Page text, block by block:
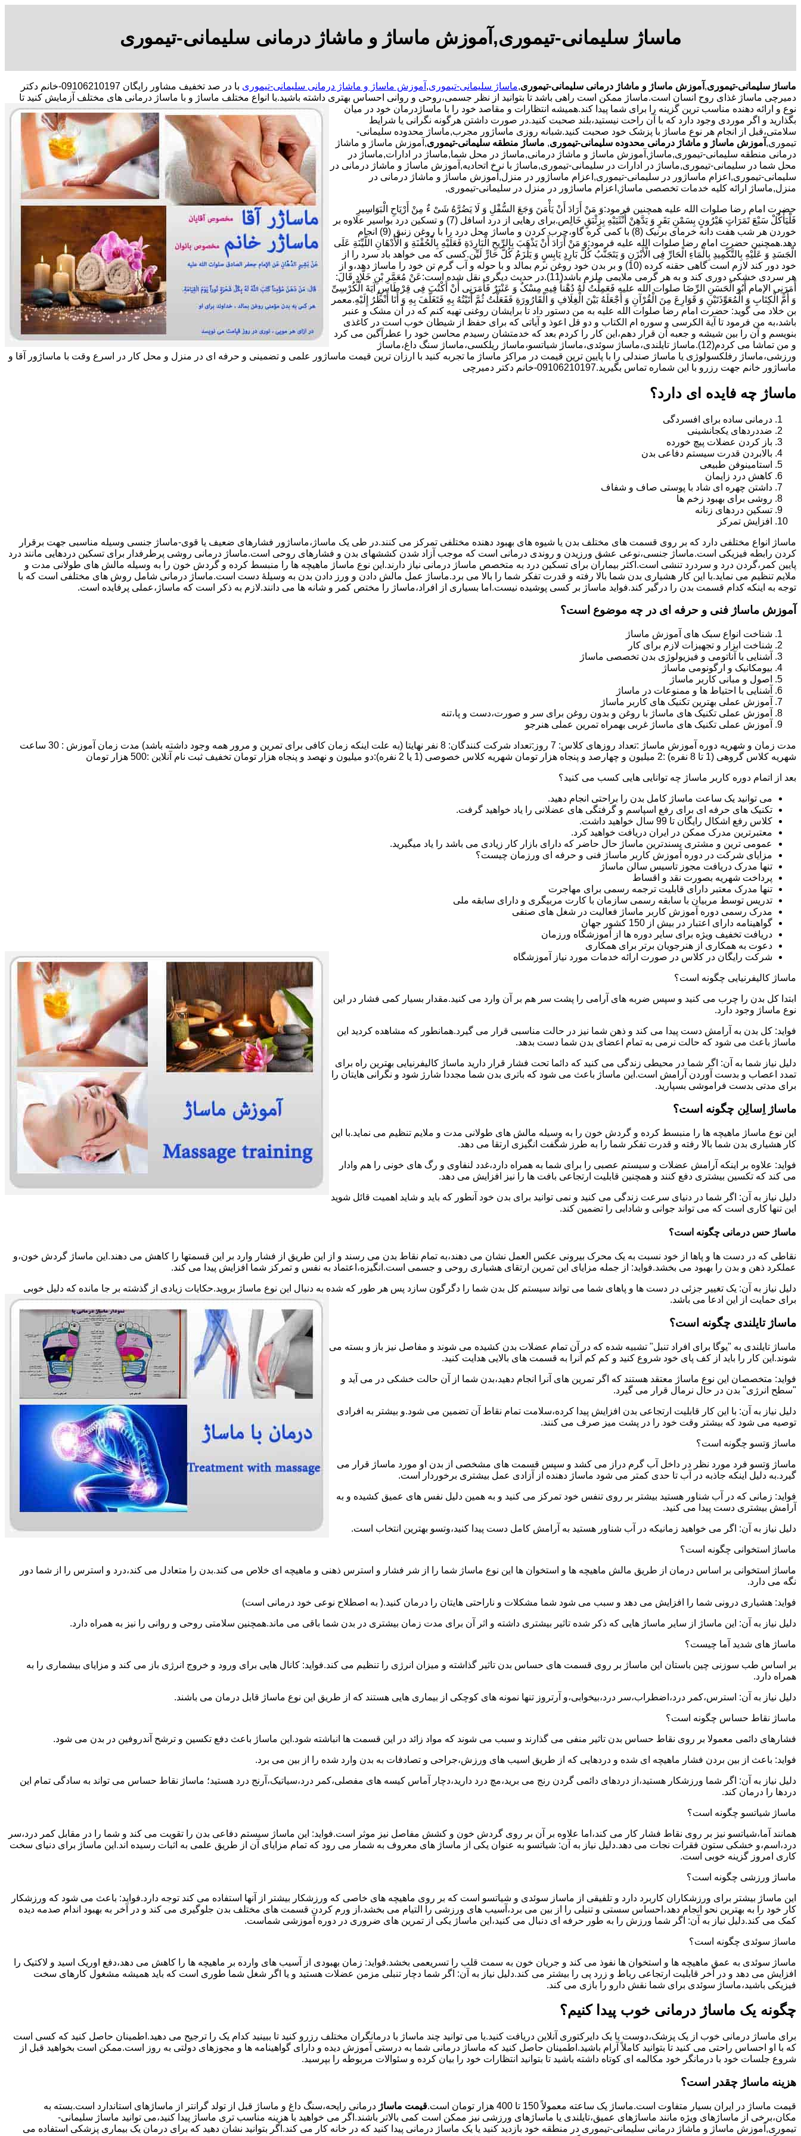
ماساژ سلیمانی-تیموری,آموزش ماساژ و ماشاژ درمانی سلیمانی-تیموری
ماساژ سلیمانی-تیموری, آموزش ماساژ و ماشاژ درمانی سلیمانی-تیموری,ماساژ سلیمانی-تیموری, آموزش ماساژ و ماشاژ درمانی سلیمانی-تیموری
با در صد تخفیف مشاور رایگان 09106210197-خانم دکتر
دمیرچی ماساژ غذای روح انسان است.ماساژ ممکن است راهی باشد تا بتوانید از نظر جسمی،روحی و روانی احساس بهتری داشته باشید.با انواع مختلف ماساژ و با ماساژ درمانی های مختلف آزمایش کنید تا
نوع و ارائه دهنده مناسب ترین گزینه را برای شما پیدا کند.همیشه انتظارات و مقاصد خود را با ماساژدرمان خود در میان
بگذارید و اگر موردی وجود دارد که با آن راحت نیستید،بلند صحبت کنید.در صورت داشتن هرگونه نگرانی یا شرایط
سلامتی،قبل از انجام هر نوع ماساژ با پزشک خود صحبت کنید.شبانه روزی ماساژور مجرب,ماساژ محدوده سلیمانی-
تیموری, آموزش ماساژ و ماشاژ درمانی محدوده سلیمانی-تیموری, ماساژ منطقه سلیمانی-تیموری,آموزش ماساژ و ماشاژ
درمانی منطقه سلیمانی-تیموری,ماساژ,آموزش ماساژ و ماشاژ درمانی,ماساژ در محل شما,ماساژ در ادارات,ماساژ در
محل شما در سلیمانی-تیموری,ماساژ در ادارات در سلیمانی-تیموری,ماساژ با نرخ اتحادیه,آموزش ماساژ و ماشاژ درمانی در
سلیمانی-تیموری,اعزام ماساژور در سلیمانی-تیموری,اعزام ماساژور در منزل,آموزش ماساژ و ماشاژ درمانی در
منزل,ماساژ ارائه کلیه خدمات تخصصی ماساژ,اعزام ماساژور در منزل در سلیمانی-تیموری,
حضرت امام رضا صلوات الله علیه همچنین فرمود:وَ مَنْ أَرَادَ أَنْ یَأْمَنَ وَجَعَ السُّفْلِ وَ لَا یَضُرَّهُ شَیْ ءٌ مِنْ أَرْیَاحِ الْبَوَاسِیرِ
فَلْیَأْکُلْ سَبْعَ تَمَرَاتٍ هَیْرُونٍ بِسَمْنِ بَقَرٍ وَ یَدَّهِنْ أُنْثَیَیْهِ بِزِئْبَقٍ خَالِص.برای رهایی از درد اسافل (7) و تسکین درد بواسیر علاوه بر
خوردن هر شب هفت دانه خرمای برنیک (8) با کمی کره گاو،چرب کردن و ماساژ محل درد را با روغن زنبق (9) انجام
دهد.همچنین حضرت امام رضا صلوات الله علیه فرمود:وَ مَنْ أَرَادَ أَنْ یَذْهَبَ بِالرِّیحِ الْبَارِدَةِ فَعَلَیْهِ بِالْحُقْنَةِ وَ الْأَدْهَانِ اللَّیِّنَةِ عَلَى
الْجَسَدِ وَ عَلَیْهِ بِالتَّکْمِیدِ بِالْمَاءِ الْحَارِّ فِی الْأَبْزَنِ وَ یَتَجَنَّبُ کُلَّ بَارِدٍ یَابِسٍ وَ یَلْزَمُ کُلَّ حَارٍّ لَیِّن.کسی که می خواهد باد سرد را از
خود دور کند لازم است گاهی حقنه کرده (10) و بر بدن خود روغن نرم بمالد و با حوله و آب گرم تن خود را ماساژ دهد،و از
هر سردی خشکی دوری کند و به هر گرمی ملایمی ملزم باشد(11).در حدیث دیگری نقل شده است:عَنْ مُعَمَّرِ بْنِ خَلَّادٍ قَالَ:
أَمَرَنِی الإمام أَبُو الْحَسَنِ الرِّضَا صلوات الله علیه فَعَمِلْتُ لَهُ دُهْناً فِیهِ مِسْکٌ وَ عَنْبَرٌ فَأَمَرَنِی أَنْ أَکْتُبَ فِی قِرْطَاسٍ آیَةَ الْکُرْسِیِّ
وَ أُمَّ الْکِتَابِ وَ الْمُعَوِّذَتَیْنِ وَ قَوَارِعَ مِنَ الْقُرْآنِ وَ أَجْعَلَهُ بَیْنَ الْغِلَافِ وَ الْقَارُورَةِ فَفَعَلْتُ ثُمَّ أَتَیْتُهُ بِهِ فَتَغَلَّفَ بِهِ وَ أَنَا أَنْظُرُ إِلَیْهِ.معمر
بن خلاد می گوید: حضرت امام رضا صلوات الله علیه به من دستور داد تا برایشان روغنى تهیه کنم که در آن مشک و عنبر
باشد،به من فرمود تا آیة الکرسى و سوره ام الکتاب و دو قل اعوذ و آیاتى که براى حفظ از شیطان خوب است در کاغذى
بنویسم و آن را بین شیشه و جعبه آن قرار دهم،این کار را کردم بعد که خدمتشان رسیدم محاسن خود را عطرآگین می کرد
و من تماشا می کردم(12).ماساژ تایلندی،ماساژ سوئدی،ماساژ شیاتسو،ماساژ ریلکسی،ماساژ سنگ داغ،ماساژ
ورزشی،ماساژ رفلکسولوژی یا ماساژ صندلی را با پایین ترین قیمت در مراکز ماساژ ما تجربه کنید با ارزان ترین قیمت ماساژور علمی و تضمینی و حرفه ای در منزل و محل کار در اسرع وقت با ماساژور آقا و
ماساژور خانم جهت رزرو با این شماره تماس بگیرید.09106210197-خانم دکتر دمیرچی
ماساژ چه فایده ای دارد؟
درمانی ساده برای افسردگی
ضددردهای یکجانشینی
باز کردن عضلات پیچ خورده
بالابردن قدرت سیستم دفاعی بدن
استامینوفن طبیعی
کاهش درد زایمان
داشتن چهره ای شاد با پوستی صاف و شفاف
روشی برای بهبود زخم ها
تسکین دردهای زنانه
افزایش تمرکز
ماساژ انواع مختلفی دارد که بر روی قسمت های مختلف بدن یا شیوه های بهبود دهنده مختلفی تمرکز می کنند.در طی یک ماساژ،ماساژور فشارهای ضعیف یا قوی-ماساژ جنسی وسیله مناسبی جهت برقرار
کردن رابطه فیزیکی است.ماساژ جنسی،نوعی عشق ورزیدن و روندی درمانی است که موجب آزاد شدن کششهای بدن و فشارهای روحی است.ماساژ درمانی روشی پرطرفدار برای تسکین دردهایی مانند درد
پایین کمر،گردن درد و سردرد تنشی است.اکثر بیماران برای تسکین درد به متخصص ماساژ درمانی نیاز دارند.این نوع ماساژ ماهیچه ها را منبسط کرده و گردش خون را به وسیله مالش های طولانی مدت و
ملایم تنظیم می نماید.با این کار هشیاری بدن شما بالا رفته و قدرت تفکر شما را بالا می برد.ماساژ عمل مالش دادن و ورز دادن بدن به وسیلۀ دست است.ماساژ درمانی شامل روش های مختلفی است که با
توجه به اینکه کدام قسمت بدن را درگیر کند.فواید ماساژ بر کسی پوشیده نیست.اما بسیاری از افراد،ماساژ را مختص کمر و شانه ها می دانند.لازم به ذکر است که ماساژ،عملی پرفایده است.
آموزش ماساژ فنی و حرفه ای در چه موضوع است؟
شناخت انواع سبک های آموزش ماساژ
شناخت ابزار و تجهیزات لازم برای کار
آشنایی با آناتومی و فیزیولوژی بدن تخصصی ماساژ
بیومکانیک و ارگونومی ماساژ
اصول و مبانی کاربر ماساژ
آشنایی با احتیاط ها و ممنوعات در ماساژ
آموزش عملی بهترین تکنیک های کاربر ماساژ
آموزش عملی تکنیک های ماساژ با روغن و بدون روغن برای سر و صورت،دست و پا،تنه
آموزش عملی تکنیک های ماساژ غربی بهمراه تمرین عملی هنرجو
مدت زمان و شهریه دوره آموزش ماساژ :تعداد روزهای کلاس: 7 روز:تعداد شرکت کنندگان: 8 نفر نهایتا (به علت اینکه زمان کافی برای تمرین و مرور همه وجود داشته باشد) مدت زمان آموزش : 30 ساعت
شهریه کلاس گروهی (1 تا 8 نفره) :2 میلیون و چهارصد و پنجاه هزار تومان شهریه کلاس خصوصی (1 یا 2 نفره):دو میلیون و نهصد و پنجاه هزار تومان تخفیف ثبت نام آنلاین :500 هزار تومان
بعد از اتمام دوره کاربر ماساژ چه توانایی هایی کسب می کنید؟
می توانید یک ساعت ماساژ کامل بدن را براحتی انجام دهید.
تکنیک های حرفه ای برای رفع اسپاسم و گرفتگی های عضلانی را یاد خواهید گرفت.
کلاس رفع اشکال رایگان تا 99 سال خواهید داشت.
معتبرترین مدرک ممکن در ایران دریافت خواهید کرد.
عمومی ترین و مشتری پسندترین ماساژ حال حاضر که دارای بازار کار زیادی می باشد را یاد میگیرید.
مزایای شرکت در دوره آموزش کاربر ماساژ فنی و حرفه ای ورزمان چیست؟
تنها مدرک دریافت مجوز تاسیس سالن ماساژ
پرداخت شهریه بصورت نقد و اقساط
تنها مدرک معتبر دارای قابلیت ترجمه رسمی برای مهاجرت
تدریس توسط مربیان با سابقه رسمی سازمان با کارت مربیگری و دارای سابقه ملی
مدرک رسمی دوره آموزش کاربر ماساژ فعالیت در شغل های صنفی
گواهینامه دارای اعتبار در بیش از 150 کشور جهان
دریافت تخفیف ویژه برای سایر دوره ها از آموزشگاه ورزمان
دعوت به همکاری از هنرجویان برتر برای همکاری
شرکت رایگان در کلاس در صورت ارائه خدمات مورد نیاز آموزشگاه
ماساژ کالیفرنیایی چگونه است؟
ابتدا کل بدن را چرب می کنید و سپس ضربه های آرامی را پشت سر هم بر آن وارد می کنید.مقدار بسیار کمی فشار در این
نوع ماساژ وجود دارد.
فواید: کل بدن به آرامش دست پیدا می کند و ذهن شما نیز در حالت مناسبی قرار می گیرد.همانطور که مشاهده کردید این
ماساژ باعث می شود که حالت نرمی به تمام اعضای بدن شما دست بدهد.
دلیل نیاز شما به آن: اگر شما در محیطی زندگی می کنید که دائما تحت فشار قرار دارید ماساژ کالیفرنیایی بهترین راه برای
تمدد اعصاب و بدست آوردن آرامش است.این ماساژ باعث می شود که باتری بدن شما مجددا شارژ شود و نگرانی هایتان را
برای مدتی بدست فراموشی بسپارید.
ماساژ اِسالِن چگونه است؟
این نوع ماساژ ماهیچه ها را منبسط کرده و گردش خون را به وسیله مالش های طولانی مدت و ملایم تنظیم می نماید.با این
کار هشیاری بدن شما بالا رفته و قدرت تفکر شما را به طرز شگفت انگیزی ارتقا می دهد.
فواید: علاوه بر اینکه آرامش عضلات و سیستم عصبی را برای شما به همراه دارد،غدد لنفاوی و رگ های خونی را هم وادار
می کند که تکسین بیشتری دفع کنند و همچنین قابلیت ارتجاعی بافت ها را نیز افزایش می دهد.
دلیل نیاز به آن: اگر شما در دنیای سرعت زندگی می کنید و نمی توانید برای بدن خود آنطور که باید و شاید اهمیت قائل شوید
این تنها کاری است که می تواند جوانی و شادابی را تضمین کند.
ماساژ حس درمانی چگونه است؟
نقاطی که در دست ها و پاها از خود نسبت به یک محرک بیرونی عکس العمل نشان می دهند،به تمام نقاط بدن می رسند و از این طریق از فشار وارد بر این قسمتها را کاهش می دهند.این ماساژ گردش خون،و
عملکرد ذهن و بدن را بهبود می بخشد.فواید: از جمله مزایای این تمرین ارتقای هشیاری روحی و جسمی است.انگیزه،اعتماد به نفس و تمرکز شما افزایش پیدا می کند.
دلیل نیاز به آن: یک تغییر جزئی در دست ها و پاهای شما می تواند سیستم کل بدن شما را دگرگون سازد پس هر طور که شده به دنبال این نوع ماساژ بروید.حکایات زیادی از گذشته بر جا مانده که دلیل خوبی
برای حمایت از این ادعا می باشد.
ماساژ تایلندی چگونه است؟
ماساژ تایلندی به "یوگا برای افراد تنبل" تشبیه شده که در آن تمام عضلات بدن کشیده می شوند و مفاصل نیز باز و بسته می
شوند.این کار را باید از کف پای خود شروع کنید و کم کم آنرا به قسمت های بالایی هدایت کنید.
فواید: متخصصان این نوع ماساژ معتقد هستند که اگر تمرین های آنرا انجام دهید،بدن شما از آن حالت خشکی در می آید و
"سطح انرژی" بدن در حال نرمال قرار می گیرد.
دلیل نیاز به آن: با این کار قابلیت ارتجاعی بدن افزایش پیدا کرده،سلامت تمام نقاط آن تضمین می شود.و بیشتر به افرادی
توصیه می شود که بیشتر وقت خود را در پشت میز صرف می کنند.
ماساژ وَتسو چگونه است؟
ماساژ وَتسو فرد مورد نظر در داخل آب گرم دراز می کشد و سپس قسمت های مشخصی از بدن او مورد ماساژ قرار می
گیرد.به دلیل اینکه جاذبه در آب تا حدی کمتر می شود ماساژ دهنده از آزادی عمل بیشتری برخوردار است.
فواید: زمانی که در آب شناور هستید بیشتر بر روی تنفس خود تمرکز می کنید و به همین دلیل نفس های عمیق کشیده و به
آرامش بیشتری دست پیدا می کنید.
دلیل نیاز به آن: اگر می خواهید زمانیکه در آب شناور هستید به آرامش کامل دست پیدا کنید،وتسو بهترین انتخاب است.
ماساژ استخوانی چگونه است؟
ماساژ استخوانی بر اساس درمان از طریق مالش ماهیچه ها و استخوان ها این نوع ماساژ شما را از شر فشار و استرس ذهنی و ماهیچه ای خلاص می کند.بدن را متعادل می کند،درد و استرس را از شما دور
نگه می دارد.
فواید: هشیاری درونی شما را افزایش می دهد و سبب می شود شما مشکلات و ناراحتی هایتان را درمان کنید.( به اصطلاح نوعی خود درمانی است)
دلیل نیاز به آن: این ماساژ از سایر ماساژ هایی که ذکر شده تاثیر بیشتری داشته و اثر آن برای مدت زمان بیشتری در بدن شما باقی می ماند.همچنین سلامتی روحی و روانی را نیز به همراه دارد.
ماساژ های شدید آما چیست؟
بر اساس طب سوزنی چین باستان این ماساژ بر روی قسمت های حساس بدن تاثیر گذاشته و میزان انرژی را تنظیم می کند.فواید: کانال هایی برای ورود و خروج انرژی باز می کند و مزایای بیشماری را به
همراه دارد.
دلیل نیاز به آن: استرس،کمر درد،اضطراب،سر درد،بیخوابی،و آرتروز تنها نمونه های کوچکی از بیماری هایی هستند که از طریق این نوع ماساژ قابل درمان می باشند.
ماساژ نقاط حساس چگونه است؟
فشارهای دائمی معمولا بر روی نقاط حساس بدن تاثیر منفی می گذارند و سبب می شوند که مواد زائد در این قسمت ها انباشته شود.این ماساژ باعث دفع تکسین و ترشح آندروفین در بدن می شود.
فواید: باعث از بین بردن فشار ماهیچه ای شده و دردهایی که از طریق اسیب های ورزش،جراحی و تصادفات به بدن وارد شده را از بین می برد.
دلیل نیاز به آن: اگر شما ورزشکار هستید،از دردهای دائمی گردن رنج می برید،مچ درد دارید،دچار آماس کیسه های مفصلی،کمر درد،سیاتیک،آرنج درد هستید؛ ماساژ نقاط حساس می تواند به سادگی تمام این
دردها را درمان کند.
ماساژ شیاتسو چگونه است؟
همانند آما،شیاتسو نیز بر روی نقاط فشار کار می کند،اما علاوه بر آن بر روی گردش خون و کشش مفاصل نیز موثر است.فواید: این ماساژ سیستم دفاعی بدن را تقویت می کند و شما را در مقابل کمر درد،سر
درد،اسم،و خشکی ستون فقرات نجات می دهد.دلیل نیاز به آن: شیاتسو به عنوان یکی از ماساژ های معروف به شمار می رود که تمام مزایای آن از طریق علمی به اثبات رسیده اند.این ماساژ برای دنیای سخت
کاری امروز گزینه خوبی است.
ماساژ ورزشی چگونه است؟
این ماساژ بیشتر برای ورزشکاران کاربرد دارد و تلفیقی از ماساز سوئدی و شیاتسو است که بر روی ماهیچه های خاصی که ورزشکار بیشتر از آنها استفاده می کند توجه دارد.فواید: باعث می شود که ورزشکار
کار خود را به بهترین نحو انجام دهد،احساس سستی و تنبلی را از بین می برد،آسیب های ورزشی را التیام می بخشد،از ورم کردن قسمت های مختلف بدن جلوگیری می کند و در آخر به بهبود اندام صدمه دیده
کمک می کند.دلیل نیاز به آن: اگر شما ورزش را به طور حرفه ای دنبال می کنید،این ماساژ یکی از تمرین های ضروری در دوره آموزشی شماست.
ماساژ سوئدی چگونه است؟
ماساژ سوئدی به عمق ماهیچه ها و استخوان ها نفوذ می کند و جریان خون به سمت قلب را تسریعمی بخشد.فواید: زمان بهبودی از آسیب های وارده بر ماهیچه ها را کاهش می دهد،دفع اوریک اسید و لاکتیک را
افزایش می دهد و در آخر قابلیت ارتجاعی رباط و زرد پی را بیشتر می کند.دلیل نیاز به آن: اگر شما دچار تنبلی مزمن عضلات هستید و یا اگر شغل شما طوری است که باید همیشه مشغول کارهای سخت
فیزیکی باشید،ماساژ سوئدی برای شما نقش دارو را بازی می کند.
چگونه یک ماساژ درمانی خوب پیدا کنیم؟
برای ماساژ درمانی خوب از یک پزشک،دوست یا یک دایرکتوری آنلاین دریافت کنید.یا می توانید چند ماساژ با درمانگران مختلف رزرو کنید تا ببینید کدام یک را ترجیح می دهید.اطمینان حاصل کنید که کسی است
که با او احساس راحتی می کنید تا بتوانید کاملاً آرام باشید.اطمینان حاصل کنید که ماساژ درمانی شما به درستی آموزش دیده و دارای گواهینامه ها و مجوزهای دولتی به روز است.ممکن است بخواهید قبل از
شروع جلسات خود با درمانگر خود مکالمه ای کوتاه داشته باشید تا بتوانید انتظارات خود را بیان کرده و سئوالات مربوطه را بپرسید.
هزینه ماساژ چقدر است؟
قیمت ماساژ در ایران بسیار متفاوت است.ماساژ یک ساعته معمولاً 150 تا 400 هزار تومان است. قیمت ماساژ درمانی رایحه،سنگ داغ و ماساژ قبل از تولد گرانتر از ماساژهای استاندارد است.بسته به
مکان،برخی از ماساژهای ویژه مانند ماساژهای عمیق،تایلندی یا ماساژهای ورزشی نیز ممکن است کمی بالاتر باشند.اگر می خواهید با هزینه مناسب تری ماساژ پیدا کنید،می توانید ماساژ سلیمانی-
تیموری,آموزش ماساژ و ماشاژ درمانی سلیمانی-تیموری در منطقه خود بازدید کنید یا یک ماساژ درمانی پیدا کنید که در خانه کار می کند.اگر بتوانید نشان دهید که برای درمان یک بیماری پزشکی استفاده می